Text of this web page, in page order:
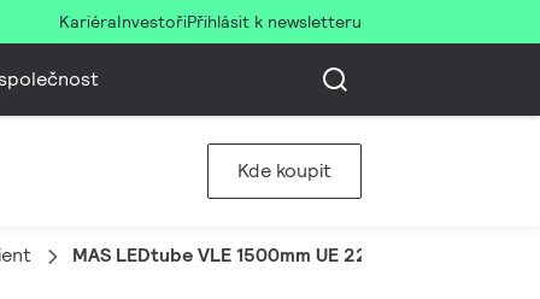
KariéraInvestořiPřihlásit k newsletteru
Kde koupit
MAS LEDtube VLE 1500mm UE 22.1W 840 T8